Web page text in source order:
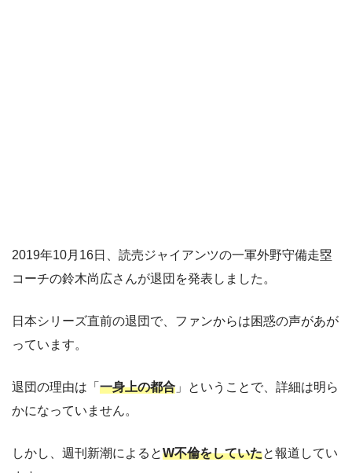
2019年10月16日、読売ジャイアンツの一軍外野守備走塁
コーチの鈴木尚広さんが退団を発表しました。
日本シリーズ直前の退団で、ファンからは困惑の声があが
っています。
退団の理由は「 一身上の都合 」ということで、詳細は明ら
かになっていません。
しかし、週刊新潮によるとW不倫をしていたと報道してい